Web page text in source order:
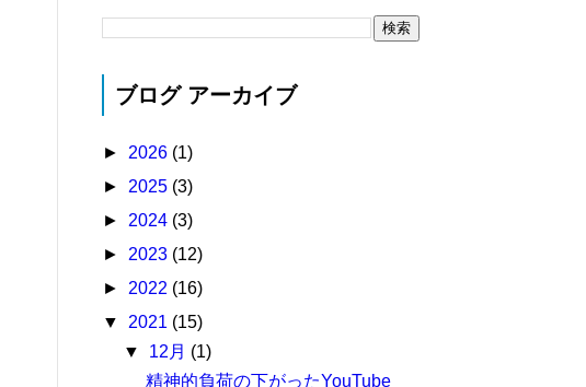
ブログ アーカイブ
► 2026 (1)
► 2025 (3)
► 2024 (3)
► 2023 (12)
► 2022 (16)
▼ 2021 (15)
▼ 12月 (1)
精神的負荷の下がったYouTube